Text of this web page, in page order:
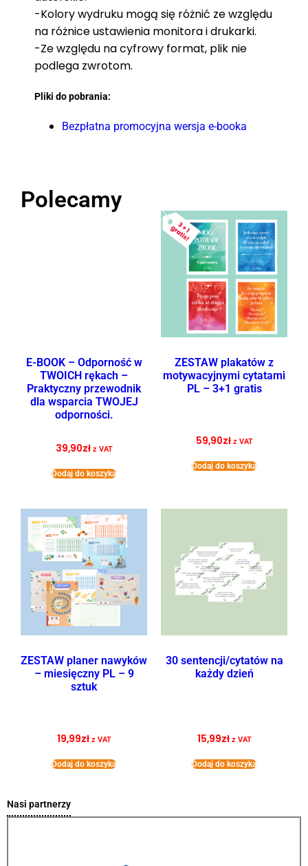
-Kolory wydruku mogą się różnić ze względu
na różnice ustawienia monitora i drukarki.
-Ze względu na cyfrowy format, plik nie
podlega zwrotom.
Pliki do pobrania:
Bezpłatna promocyjna wersja e-booka
Polecamy
E-BOOK – Odporność w
TWOICH rękach –
Praktyczny przewodnik
dla wsparcia TWOJEJ
odporności.
39,90zł z VAT
Dodaj do koszyka
ZESTAW plakatów z
motywacyjnymi cytatami
PL – 3+1 gratis
59,90zł z VAT
Dodaj do koszyka
ZESTAW planer nawyków
– miesięczny PL – 9
sztuk
19,99zł z VAT
Dodaj do koszyka
30 sentencji/cytatów na
każdy dzień
15,99zł z VAT
Dodaj do koszyka
Nasi partnerzy